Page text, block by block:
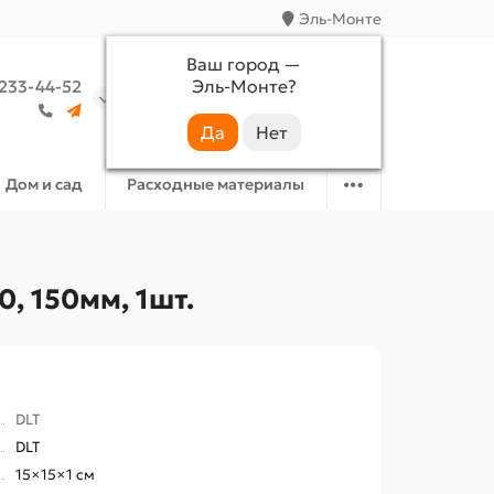
Эль-Монте
Ваш город —
Эль-Монте?
44-52
Аккаунт Избранное
Дом и сад Расходные материалы
150мм, 1шт.
DLT
DLT
15×15×1 см